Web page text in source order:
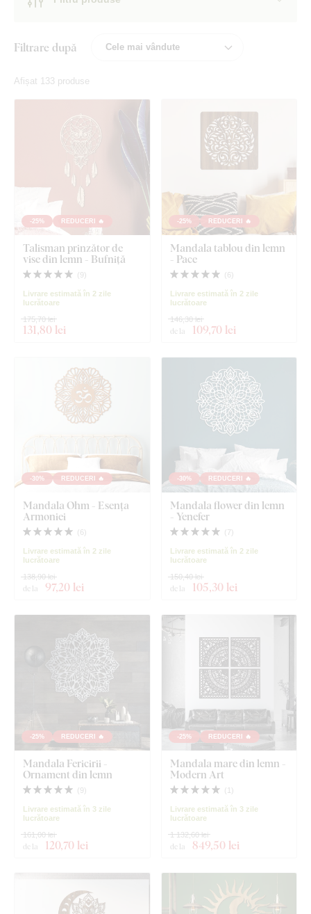
Filtrare după
Afișat 133 produse
-25% REDUCERI 🔥
Talisman prinzător de
vise din lemn - Bufniță
( 9)
Livrare estimată în 2 zile
lucrătoare
131,80 lei
175,70 lei
-25% REDUCERI 🔥
Mandala tablou din lemn
- Pace
( 6 )
Livrare estimată în 2 zile
lucrătoare
de la 109,70 lei
146,30 lei
-30% REDUCERI 🔥
Mandala Ohm - Esența
Armoniei
( 6 )
Livrare estimată în 2 zile
lucrătoare
de la 97,20 lei
138,90 lei
-30% REDUCERI 🔥
Mandala flower din lemn
- Yenefer
( 7)
Livrare estimată în 2 zile
lucrătoare
de la 105,30 lei
150,40 lei
-25% REDUCERI 🔥
Mandala Fericirii -
Ornament din lemn
( 9)
Livrare estimată în 3 zile
lucrătoare
de la 120,70 lei
161,00 lei
-25% REDUCERI 🔥
Mandala mare din lemn -
Modern Art
( 1 )
Livrare estimată în 3 zile
lucrătoare
de la 849,50 lei
1 132,60 lei